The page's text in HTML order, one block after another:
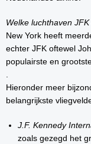
Welke luchthaven
New York heeft
echter JFK oftewel
populairste en
.
Hieronder meer
belangrijkste
J.F. Kennedy
zoals gezegd het